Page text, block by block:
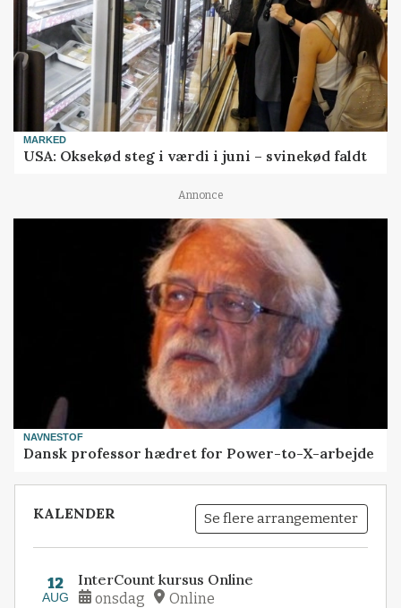
MARKED
USA: Oksekød steg i værdi i juni – svinekød faldt
Annonce
NAVNESTOF
Dansk professor hædret for Power-to-X-arbejde
KALENDER Se flere arrangementer
12
AUG
InterCount kursus Online
onsdag Online